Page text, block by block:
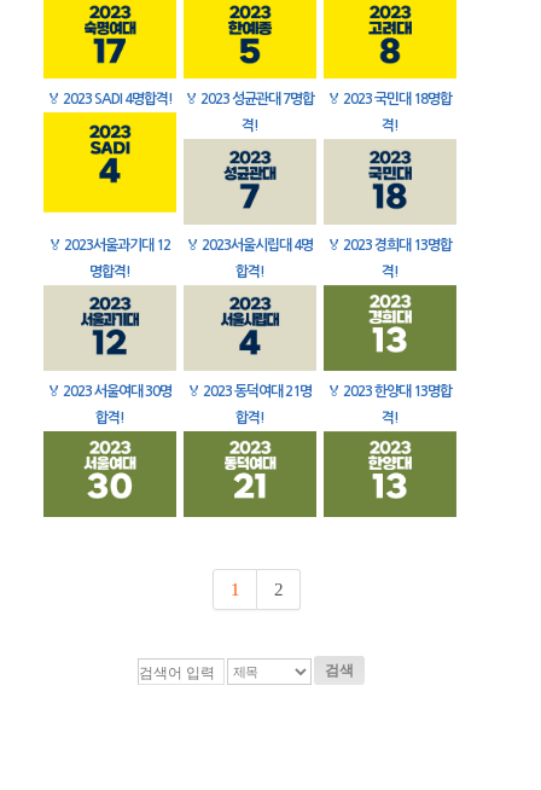
🏅 2023 SADI 4명합격! 🏅 2023 성균관대 7명합
격!
🏅 2023 국민대 18명합
격!
🏅 2023서울과기대 12
명합격!
🏅 2023서울시립대 4명
합격!
🏅 2023 경희대 13명합
격!
🏅 2023 서울여대 30명
합격!
🏅 2023 동덕여대 21명
합격!
🏅 2023 한양대 13명합
격!
1 2
검색